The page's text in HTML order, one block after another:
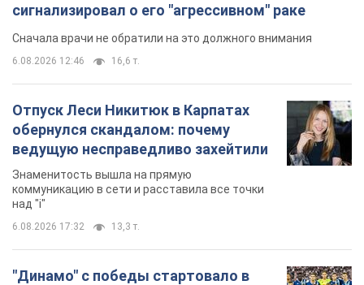
сигнализировал о его "агрессивном" раке
Сначала врачи не обратили на это должного внимания
6.08.2026 12:46 16,6 т.
Отпуск Леси Никитюк в Карпатах
обернулся скандалом: почему
ведущую несправедливо захейтили
Знаменитость вышла на прямую
коммуникацию в сети и расставила все точки
над "i"
6.08.2026 17:32 13,3 т.
"Динамо" с победы стартовало в